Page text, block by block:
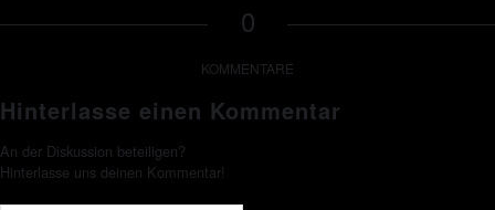
0
KOMMENTARE
Hinterlasse einen Kommentar
An der Diskussion beteiligen?
Hinterlasse uns deinen Kommentar!